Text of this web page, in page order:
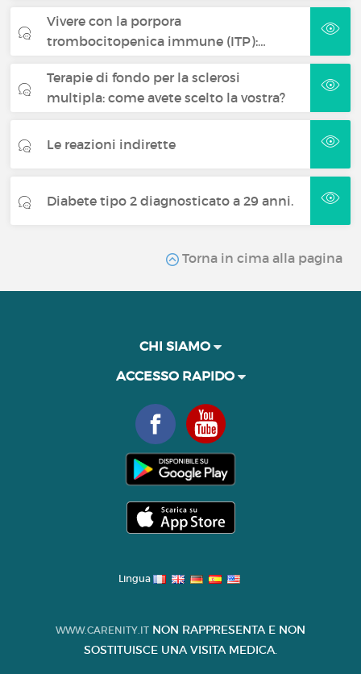
Vivere con la porpora
trombocitopenica immune (ITP):…
Terapie di fondo per la sclerosi
multipla: come avete scelto la vostra?
Le reazioni indirette
Diabete tipo 2 diagnosticato a 29 anni.
Torna in cima alla pagina
CHI SIAMO
ACCESSO RAPIDO
Lingua
WWW.CARENITY.IT NON RAPPRESENTA E NON
SOSTITUISCE UNA VISITA MEDICA.